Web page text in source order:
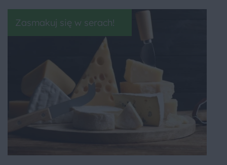
Zasmakuj się w serach!